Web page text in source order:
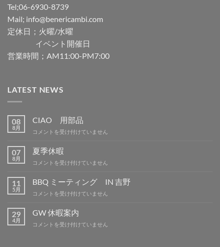
Tel;06-6930-8739
Mail; info@benericambi.com
定休日；火曜/水曜
イベント開催日
営業時間；AM11:00-PM7:00
LATEST NEWS
08
8月
CIAO 用部品
CIAO
部
品
は
コメントを受け付けていません
07
8月
夏季休暇
夏
休
暇
は
コメントを受け付けていません
11
5月
BBQ ミーティング IN 吉野
BBQ
ー
テ
ィ
コメントを受け付けていません
29
4月
GW 休暇案内
GW
コメントを受け付けていません